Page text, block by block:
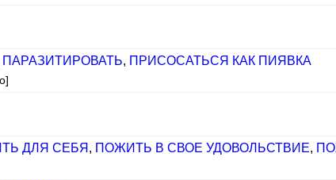
ПАРАЗИТИРОВАТЬ, ПРИСОСАТЬСЯ КАК ПИЯВКА
ДЛЯ СЕБЯ , ПОЖИТЬ В СВОЕ УДОВОЛЬСТВИЕ,